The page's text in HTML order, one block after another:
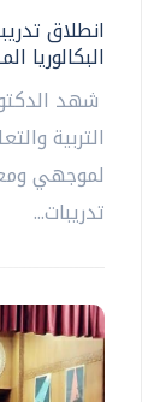
انطلاق
البكالوريا
شهد
التربية
لموجهي
تدريبات...